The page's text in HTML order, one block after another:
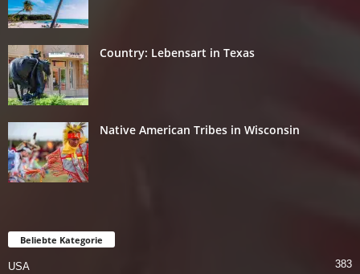
Country: Lebensart in Texas
Native American Tribes in Wisconsin
Beliebte Kategorie
USA 383